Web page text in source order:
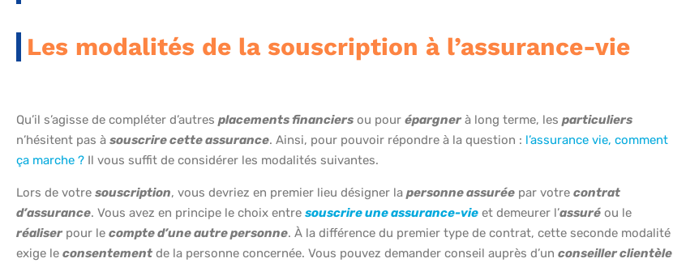
Les modalités de la souscription à l’assurance-vie
Qu’il s’agisse de compléter d’autres placements financiers ou pour épargner à long terme, les particuliers
n’hésitent pas à souscrire cette assurance. Ainsi, pour pouvoir répondre à la question : l’assurance vie, comment
ça marche ? Il vous suffit de considérer les modalités suivantes.
Lors de votre souscription, vous devriez en premier lieu désigner la personne assurée par votre contrat
d’assurance. Vous avez en principe le choix entre souscrire une assurance-vie et demeurer l’assuré ou le
réaliser pour le compte d’une autre personne. À la différence du premier type de contrat, cette seconde modalité
exige le consentement de la personne concernée. Vous pouvez demander conseil auprès d’un conseiller clientèle